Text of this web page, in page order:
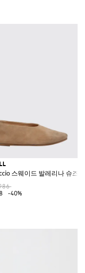
스웨이드 발레리나 슈즈
-40%